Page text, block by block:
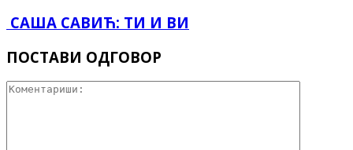
САША САВИЋ: ТИ И ВИ
ПОСТАВИ ОДГОВОР